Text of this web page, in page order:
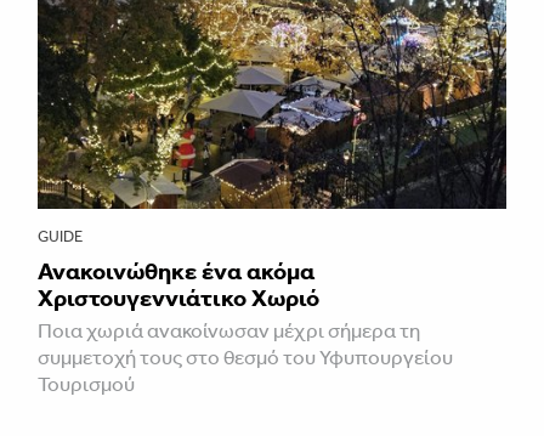
GUIDE
Ανακοινώθηκε ένα ακόμα
Χριστουγεννιάτικο Χωριό
Ποια χωριά ανακοίνωσαν μέχρι σήμερα τη
συμμετοχή τους στο θεσμό του Υφυπουργείου
Τουρισμού